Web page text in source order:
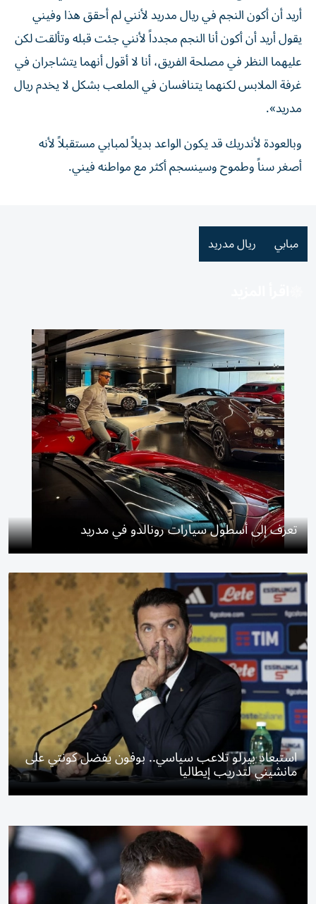
أريد أن أكون النجم في ريال مدريد لأنني لم أحقق هذا وفيني
يقول أريد أن أكون أنا النجم مجدداً لأنني جئت قبله وتألقت لكن
عليهما النظر في مصلحة الفريق، أنا لا أقول أنهما يتشاجران في
غرفة الملابس لكنهما يتنافسان في الملعب بشكل لا يخدم ريال
مدريد».
وبالعودة لأندريك قد يكون الواعد بديلاً لمبابي مستقبلاً لأنه
أصغر سناً وطموح وسينسجم أكثر مع مواطنه فيني.
مبابي ريال مدريد
تعرف إلى أسطول سيارات رونالدو في مدريد
استبعاد بيرلو تلاعب سياسي.. بوفون يفضل كونتي على
مانشيني لتدريب إيطاليا